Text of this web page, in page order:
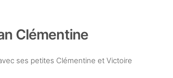
Clémentine
ses petites Clémentine et Victoire